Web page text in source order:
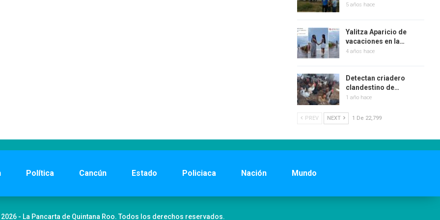
5 años hace
Yalitza Aparicio de
vacaciones en la…
4 años hace
Detectan criadero
clandestino de…
1 año hace
PREV NEXT 1 De 22,799
Política Cancún Estado Policiaca Nación Mundo
- La Pancarta de Quintana Roo. Todos los derechos reservados.